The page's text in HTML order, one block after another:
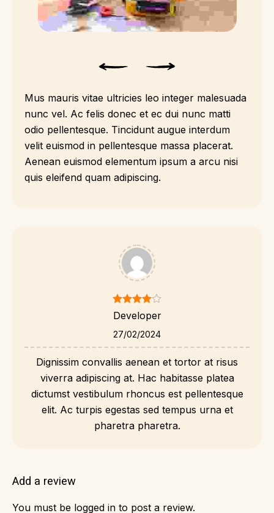
Mus mauris vitae ultricies leo integer malesuada
nunc vel. Ac felis donec et ec dui nunc matti
odio pellentesque. Tincidunt augue interdum
velit euismod in pellentesque massa placerat.
Aenean euismod elementum ipsum a arcu nisi
quis eleifend quam adipiscing.
Developer
27/02/2024
Dignissim convallis aenean et tortor at risus
viverra adipiscing at. Hac habitasse platea
dictumst vestibulum rhoncus est pellentesque
elit. Ac turpis egestas sed tempus urna et
pharetra pharetra.
Add a review
You must be logged in to post a review.